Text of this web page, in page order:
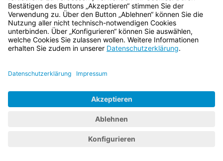
Bayern.de
BayernPortal
Datenschutz
Barrierefreiheit
Hilfe
Kontakt
Kontrastwechsel